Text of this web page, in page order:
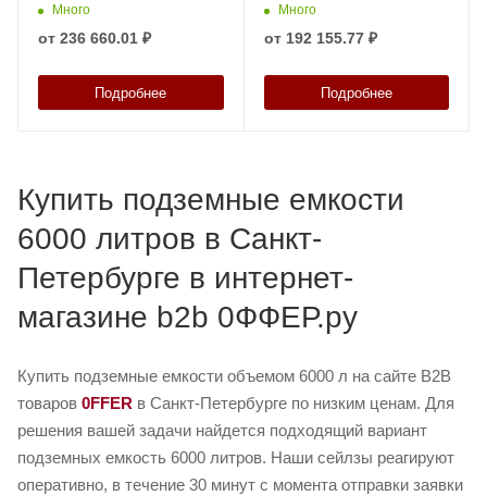
Много
от 236 660.01 ₽
Подробнее
Много
от 192 155.77 ₽
Подробнее
Купить подземные емкости
6000 литров в Санкт-
Петербурге в интернет-
магазине b2b 0ФФЕР.ру
Купить подземные емкости объемом 6000 л на сайте B2B
товаров 0FFER в Санкт-Петербурге по низким ценам. Для
решения вашей задачи найдется подходящий вариант
подземных емкость 6000 литров. Наши сейлзы реагируют
оперативно, в течение 30 минут с момента отправки заявки